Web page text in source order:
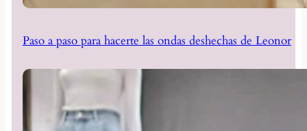
Paso a paso para hacerte las ondas deshechas de Leonor